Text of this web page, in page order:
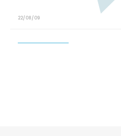
22/08/09